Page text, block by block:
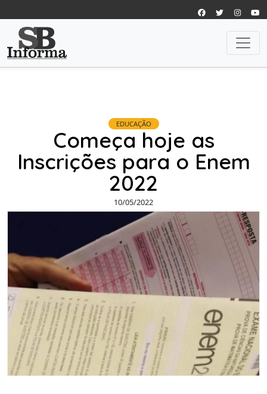
EDUCAÇÃO
Começa hoje as
Inscrições para o Enem
2022
10/05/2022